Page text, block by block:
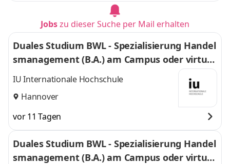
Jobszu dieser Suche per Mail erhalten
Duales Studium BWL - Spezialisierung Handel
smanagement (B.A.) am Campus oder virtuel
l
IU Internationale Hochschule
Hannover
vor 11 Tagen
Duales Studium BWL - Spezialisierung Handel
smanagement (B.A.) am Campus oder virtuel